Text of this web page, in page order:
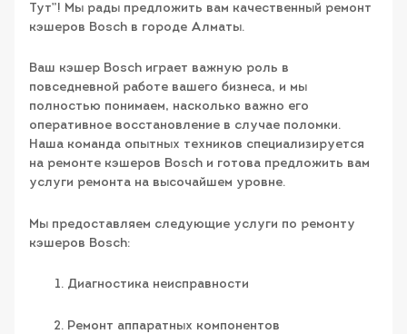
Тут”! Мы рады предложить вам качественный ремонт
кэшеров Bosch в городе Алматы.
Ваш кэшер Bosch играет важную роль в
повседневной работе вашего бизнеса, и мы
полностью понимаем, насколько важно его
оперативное восстановление в случае поломки.
Наша команда опытных техников специализируется
на ремонте кэшеров Bosch и готова предложить вам
услуги ремонта на высочайшем уровне.
Мы предоставляем следующие услуги по ремонту
кэшеров Bosch:
Диагностика неисправности
Ремонт аппаратных компонентов